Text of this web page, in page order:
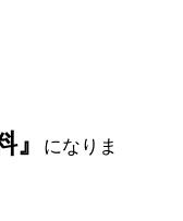
』
になりま